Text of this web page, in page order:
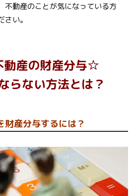
不動産のことが気になっている方
い。
動産の財産分与☆
らない方法とは？
財産分与するには？